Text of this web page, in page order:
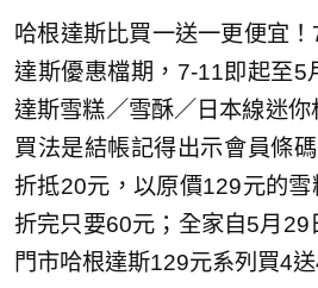
哈根達斯比買一送一更便宜
達斯優惠檔期，7-11即起至5
達斯雪糕／雪酥／日本線迷
買法是結帳記得出示會員條
折抵20元，以原價129元的
折完只要60元；全家自5月29
門市哈根達斯129元系列買4送